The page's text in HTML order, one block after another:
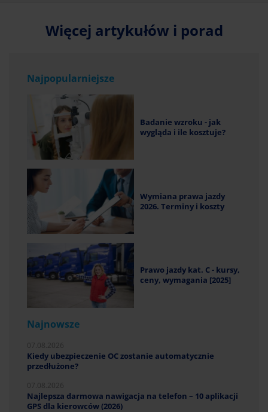
Więcej artykułów i porad
Najpopularniejsze
Badanie wzroku - jak
wygląda i ile kosztuje?
Wymiana prawa jazdy
2026. Terminy i koszty
Prawo jazdy kat. C - kursy,
ceny, wymagania [2025]
Najnowsze
Kiedy ubezpieczenie OC zostanie automatycznie
przedłużone?
Najlepsza darmowa nawigacja na telefon – 10 aplikacji
GPS dla kierowców (2026)